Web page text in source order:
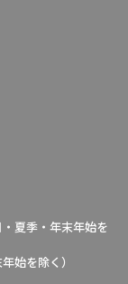
夏季・年末年始を
始を除く）